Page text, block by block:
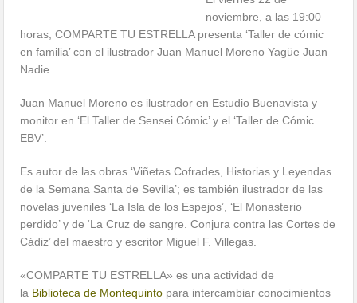
noviembre, a las 19:00
horas, COMPARTE TU ESTRELLA presenta ‘Taller de cómic
en familia’ con el ilustrador Juan Manuel Moreno Yagüe Juan
Nadie
Juan Manuel Moreno es ilustrador en Estudio Buenavista y
monitor en ‘El Taller de Sensei Cómic’ y el ‘Taller de Cómic
EBV’.
Es autor de las obras ‘Viñetas Cofrades, Historias y Leyendas
de la Semana Santa de Sevilla’; es también ilustrador de las
novelas juveniles ‘La Isla de los Espejos’, ‘El Monasterio
perdido’ y de ‘La Cruz de sangre. Conjura contra las Cortes de
Cádiz’ del maestro y escritor Miguel F. Villegas.
«COMPARTE TU ESTRELLA» es una actividad de
la Biblioteca de Montequinto para intercambiar conocimientos